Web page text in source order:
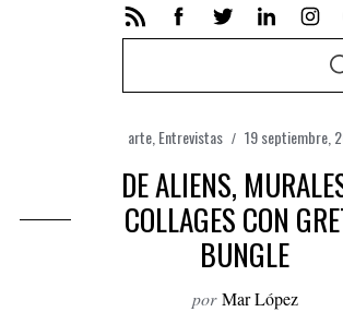
c
h
f
arte,Entrevistas 19 septiembre,
DE ALIENS,
COLLAGES CON
BUNGLE
por Mar López